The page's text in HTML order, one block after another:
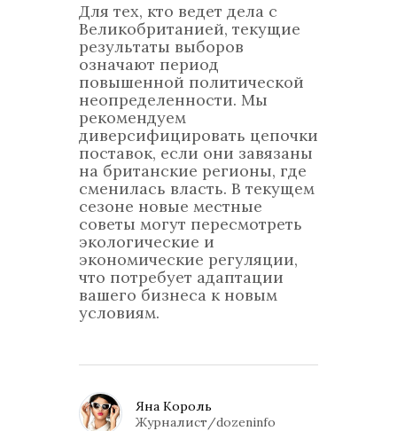
Для тех, кто ведет дела с
Великобританией, текущие
результаты выборов
означают период
повышенной политической
неопределенности. Мы
рекомендуем
диверсифицировать цепочки
поставок, если они завязаны
на британские регионы, где
сменилась власть. В текущем
сезоне новые местные
советы могут пересмотреть
экологические и
экономические регуляции,
что потребует адаптации
вашего бизнеса к новым
условиям.
Яна Король
Журналист/dozeninfo